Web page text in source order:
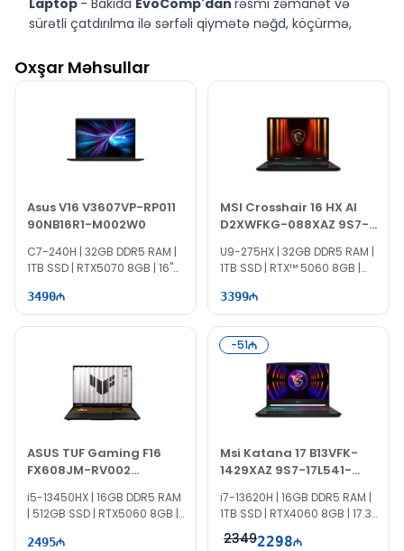
Laptop - Bakıda EvoComp'dan rəsmi zəmanət və
sürətli çatdırılma ilə sərfəli qiymətə nəğd, köçürmə,
Oxşar Məhsullar
Asus V16 V3607VP-RP011
90NB16R1-M002W0
C7-240H | 32GB DDR5 RAM |
1TB SSD | RTX5070 8GB | 16"
3490
MSI Crosshair 16 HX AI
D2XWFKG-088XAZ 9S7-
15P421-088
U9-275HX | 32GB DDR5 RAM |
1TB SSD | RTX™ 5060 8GB |
3399
ASUS TUF Gaming F16
FX608JM-RV002
90NR0MI1-M002V0
i5-13450HX | 16GB DDR5 RAM
| 512GB SSD | RTX5060 8GB |
2495
-51
Msi Katana 17 B13VFK-
1429XAZ 9S7-17L541-
i7-13620H | 16GB DDR5 RAM |
1TB SSD | RTX4060 8GB | 17.3"
FHD | 144Hz
23492298